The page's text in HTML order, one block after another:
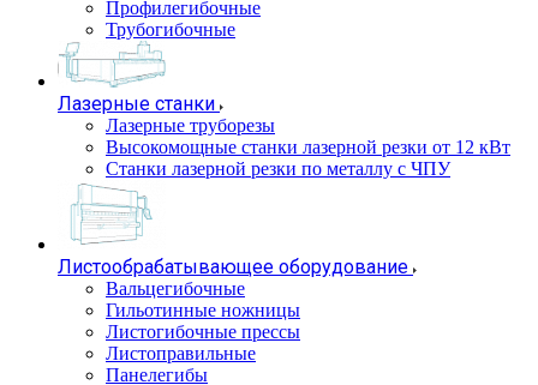
Профилегибочные
Трубогибочные
Лазерные станки
Лазерные труборезы
Высокомощные станки лазерной резки от 12 кВт
Станки лазерной резки по металлу с ЧПУ
Листообрабатывающее оборудование
Вальцегибочные
Гильотинные ножницы
Листогибочные прессы
Листоправильные
Панелегибы